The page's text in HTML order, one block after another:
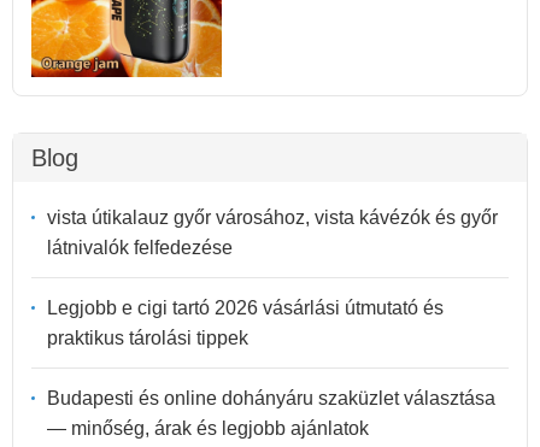
Blog
vista útikalauz győr városához, vista kávézók és győr
látnivalók felfedezése
Legjobb e cigi tartó 2026 vásárlási útmutató és
praktikus tárolási tippek
Budapesti és online dohányáru szaküzlet választása
— minőség, árak és legjobb ajánlatok